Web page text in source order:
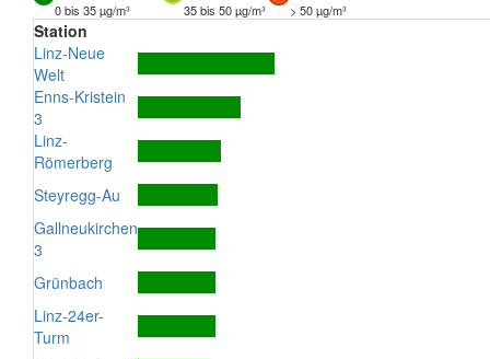
0 bis 35 µg/m³
35 bis 50 µg/m³ > 50 µg/m³
Station
Linz-Neue
Welt
Enns-Kristein
3
Linz-
Römerberg
Steyregg-Au
Gallneukirchen
3
Grünbach
Linz-24er-
Turm